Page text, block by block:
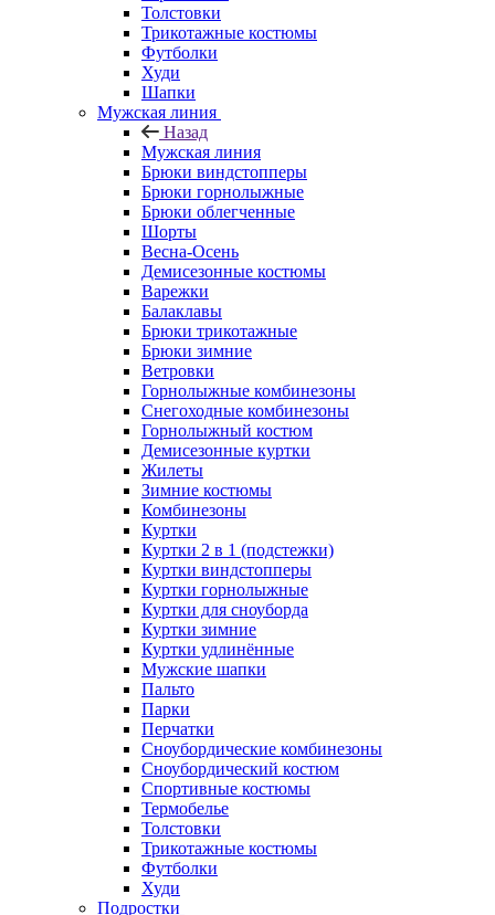
Толстовки
Трикотажные костюмы
Футболки
Худи
Шапки
Мужская линия
Назад
Мужская линия
Брюки виндстопперы
Брюки горнолыжные
Брюки облегченные
Шорты
Весна-Осень
Демисезонные костюмы
Варежки
Балаклавы
Брюки трикотажные
Брюки зимние
Ветровки
Горнолыжные комбинезоны
Снегоходные комбинезоны
Горнолыжный костюм
Демисезонные куртки
Жилеты
Зимние костюмы
Комбинезоны
Куртки
Куртки 2 в 1 (подстежки)
Куртки виндстопперы
Куртки горнолыжные
Куртки для сноуборда
Куртки зимние
Куртки удлинённые
Мужские шапки
Пальто
Парки
Перчатки
Сноубордические комбинезоны
Сноубордический костюм
Спортивные костюмы
Термобелье
Толстовки
Трикотажные костюмы
Футболки
Худи
Подростки